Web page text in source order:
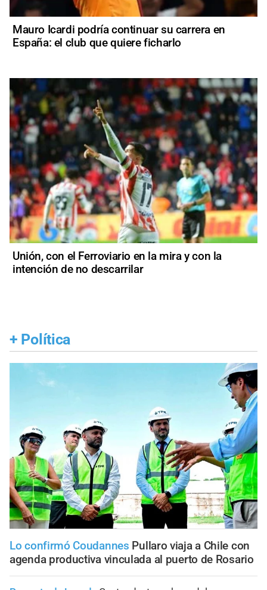
Mauro Icardi podría continuar su carrera en
España: el club que quiere ficharlo
Unión, con el Ferroviario en la mira y con la
intención de no descarrilar
+ Política
Lo confirmó Coudannes Pullaro viaja a Chile con
agenda productiva vinculada al puerto de Rosario